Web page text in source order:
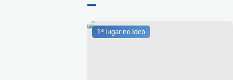
1º lugar no Ideb